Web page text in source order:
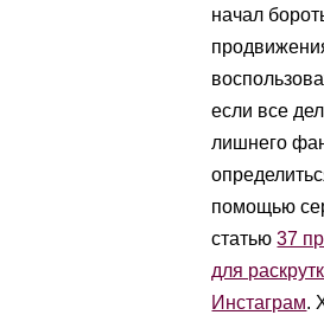
начал
если все
лишнего
помощью
статью37
для
Инстаграм.